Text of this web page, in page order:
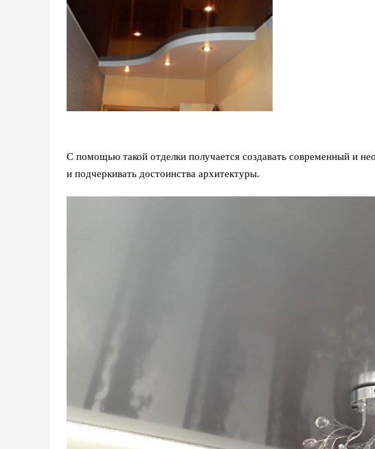
С помощью такой отделки получается создавать современный и
и подчеркивать достоинства архитектуры.